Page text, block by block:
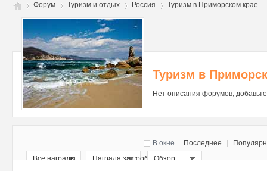
»
Форум
›
Туризм и отдых
›
Россия Туризм в Приморском крае
Туризм в
Нет описания форумов,
Последнее
В окне
Все награды
Награда за сообщение
Обзор